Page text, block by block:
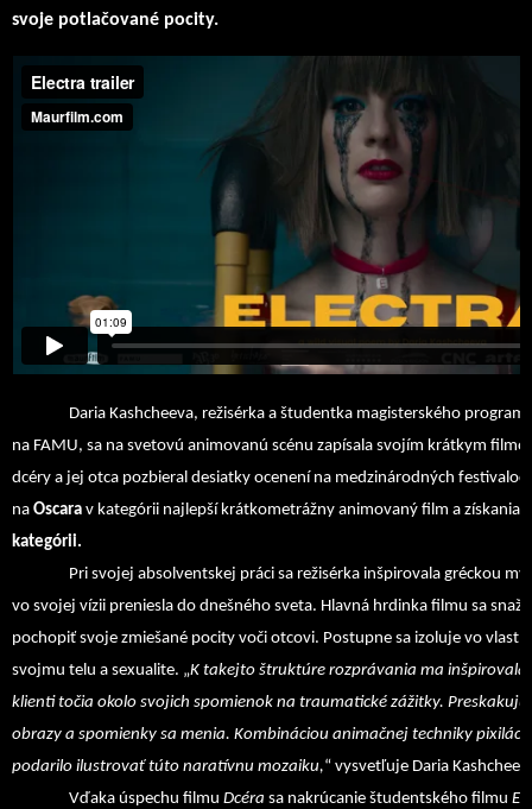
svoje potlačované pocity.
Daria Kashcheeva, režisérka a študentka magisterského
na FAMU, sa na svetovú animovanú scénu zapísala svojím krátkym
dcéry a jej otca pozbieral desiatky ocenení na medzinárodných
na Oscara v kategórii najlepší krátkometrážny animovaný film a získania
kategórii.
Pri svojej absolventskej práci sa režisérka inšpirovala gréckou
vo svojej vízii preniesla do dnešného sveta. Hlavná hrdinka filmu sa snaží
pochopiť svoje zmiešané pocity voči otcovi. Postupne sa izoluje vo
svojmu telu a sexualite. „K takejto štruktúre rozprávania ma inšpirovala
klienti točia okolo svojich spomienok na traumatické zážitky.
obrazy a spomienky sa menia. Kombináciou animačnej techniky
podarilo ilustrovať túto naratívnu mozaiku,“ vysvetľuje Daria
Vďaka úspechu filmu Dcéra sa nakrúcanie študentského filmu